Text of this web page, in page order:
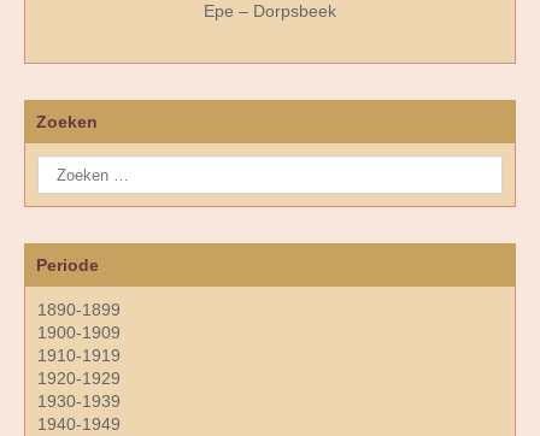
Epe – Dorpsbeek
Zoeken
Periode
1890-1899
1900-1909
1910-1919
1920-1929
1930-1939
1940-1949